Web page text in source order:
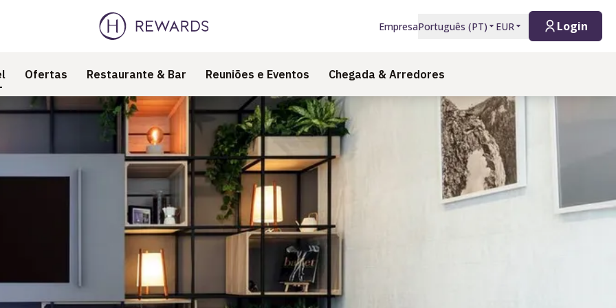
EmpresaPortuguês (PT) EUR Login
Ofertas Restaurante & Bar Reuniões e Eventos Chegada & Arredores